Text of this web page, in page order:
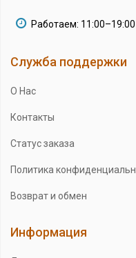
Работаем:
Служба поддержки
О Нас
Контакты
Статус заказа
Политика
Возврат и обмен
Информация